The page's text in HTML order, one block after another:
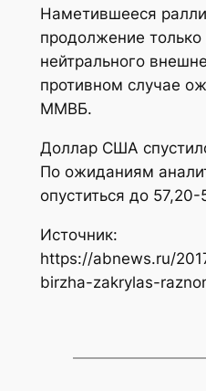
Наметившееся
продолжение только
нейтрального
противном случае
ММВБ.
Доллар США
По ожиданиям
опуститься до
Источник:
https://abnews.ru/
birzha-zakrylas-